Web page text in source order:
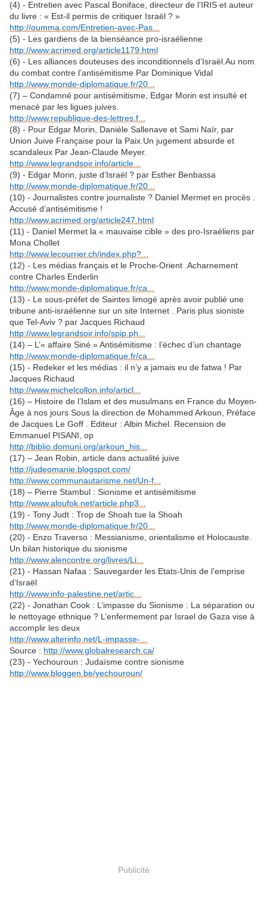
(4) - Entretien avec Pascal Boniface, directeur de l’IRIS et auteur
du livre : « Est-il permis de critiquer Israël ? »
http://oumma.com/Entretien-avec-Pas...
(5) - Les gardiens de la bienséance pro-israélienne
http://www.acrimed.org/article1179.html
(6) - Les alliances douteuses des inconditionnels d’Israël.Au nom
du combat contre l’antisémitisme Par Dominique Vidal
http://www.monde-diplomatique.fr/20...
(7) – Condamné pour antisémitisme, Edgar Morin est insulté et
menacé par les ligues juives.
http://www.republique-des-lettres.f...
(8) - Pour Edgar Morin, Danièle Sallenave et Sami Naïr, par
Union Juive Française pour la Paix.Un jugement absurde et
scandaleux Par Jean-Claude Meyer.
http://www.legrandsoir.info/article...
(9) - Edgar Morin, juste d’Israël ? par Esther Benbassa
http://www.monde-diplomatique.fr/20...
(10) - Journalistes contre journaliste ? Daniel Mermet en procès .
Accusé d’antisémitisme !
http://www.acrimed.org/article247.html
(11) - Daniel Mermet la « mauvaise cible » des pro-Israéliens par
Mona Chollet
http://www.lecourrier.ch/index.php?...
(12) - Les médias français et le Proche-Orient .Acharnement
contre Charles Enderlin
http://www.monde-diplomatique.fr/ca...
(13) - Le sous-préfet de Saintes limogé après avoir publié une
tribune anti-israélienne sur un site Internet . Paris plus sioniste
que Tel-Aviv ? par Jacques Richaud
http://www.legrandsoir.info/spip.ph...
(14) – L’« affaire Siné » Antisémitisme : l’échec d’un chantage
http://www.monde-diplomatique.fr/ca...
(15) - Redeker et les médias : il n’y a jamais eu de fatwa ! Par
Jacques Richaud
http://www.michelcollon.info/articl...
(16) – Histoire de l’Islam et des musulmans en France du Moyen-
Âge à nos jours Sous la direction de Mohammed Arkoun, Préface
de Jacques Le Goff . Editeur : Albin Michel. Recension de
Emmanuel PISANI, op
http://biblio.domuni.org/arkoun_his...
(17) – Jean Robin, article dans actualité juive
http://judeomanie.blogspot.com/
http://www.communautarisme.net/Un-f...
(18) – Pierre Stambul : Sionisme et antisémitisme
http://www.aloufok.net/article.php3...
(19) - Tony Judt : Trop de Shoah tue la Shoah
http://www.monde-diplomatique.fr/20...
(20) - Enzo Traverso : Messianisme, orientalisme et Holocauste.
Un bilan historique du sionisme
http://www.alencontre.org/livres/Li...
(21) - Hassan Nafaa : Sauvegarder les Etats-Unis de l’emprise
d’Israël
http://www.info-palestine.net/artic...
(22) - Jonathan Cook : L’impasse du Sionisme : La séparation ou
le nettoyage ethnique ? L’enfermement par Israel de Gaza vise à
accomplir les deux
http://www.alterinfo.net/L-impasse-...
Source : http://www.globalresearch.ca/
(23) - Yechouroun : Judaïsme contre sionisme
http://www.bloggen.be/yechouroun/
Publicité